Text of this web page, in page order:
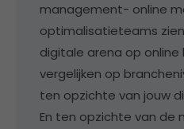
management- online
optimalisatieteams
digitale arena op
vergelijken op
ten opzichte van jouw
En ten opzichte van de